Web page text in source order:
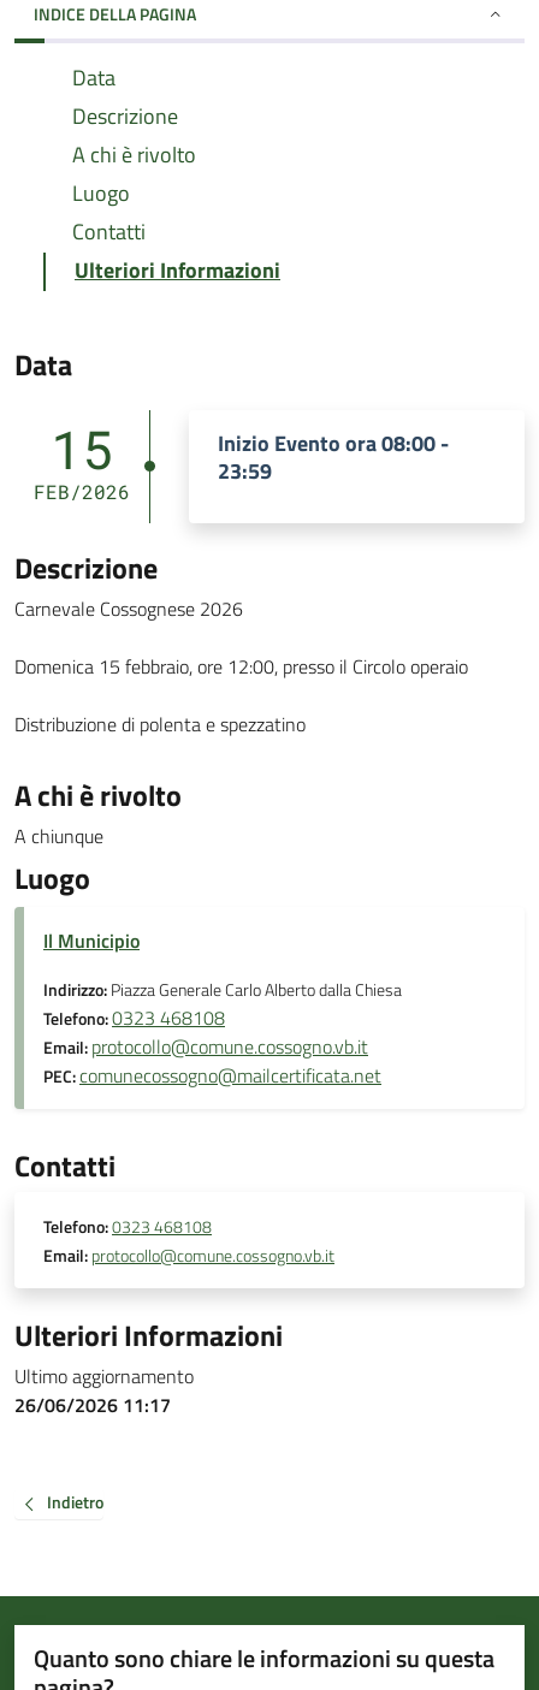
INDICE DELLA PAGINA
Data
Descrizione
A chi è rivolto
Luogo
Contatti
Ulteriori Informazioni
Data
15
FEB/2026
Inizio Evento ora 08:00 -
23:59
Descrizione
Carnevale Cossognese 2026
Domenica 15 febbraio, ore 12:00, presso il Circolo operaio
Distribuzione di polenta e spezzatino
A chi è rivolto
A chiunque
Luogo
Il Municipio
Indirizzo:Piazza Generale Carlo Alberto dalla Chiesa
Telefono:0323 468108
Email:protocollo@comune.cossogno.vb.it
PEC:comunecossogno@mailcertificata.net
Contatti
Telefono:0323 468108
Email:protocollo@comune.cossogno.vb.it
Ulteriori Informazioni
Ultimo aggiornamento
26/06/2026 11:17
Indietro
Quanto sono chiare le informazioni su questa